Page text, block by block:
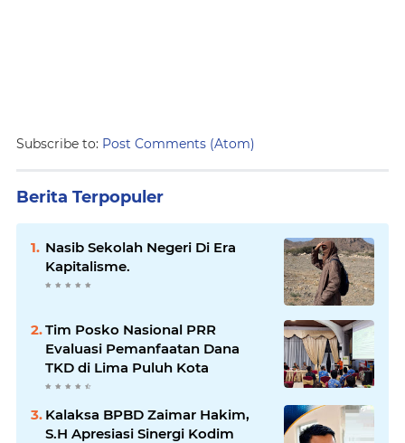
Subscribe to: Post Comments (Atom)
Berita Terpopuler
Nasib Sekolah Negeri Di Era
Kapitalisme.
Tim Posko Nasional PRR
Evaluasi Pemanfaatan Dana
TKD di Lima Puluh Kota
Kalaksa BPBD Zaimar Hakim,
S.H Apresiasi Sinergi Kodim